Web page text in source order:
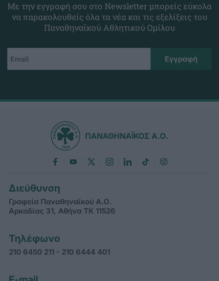
Με την εγγραφή σου στο Newsletter μπορείς εύκολα
να παρακολουθείς όλα τα νέα και τις εξελίξεις του
Παναθηναϊκού Αθλητικού Ομίλου
ΠΑΝΑΘΗΝΑΪΚΟΣ Α.Ο.
Διεύθυνση
Γραφεία Παναθηναϊκού Α.Ο.
Αρκαδίας 31, Αθήνα ΤΚ 11526
Τηλέφωνο
210 6450 211 - 210 6444 401